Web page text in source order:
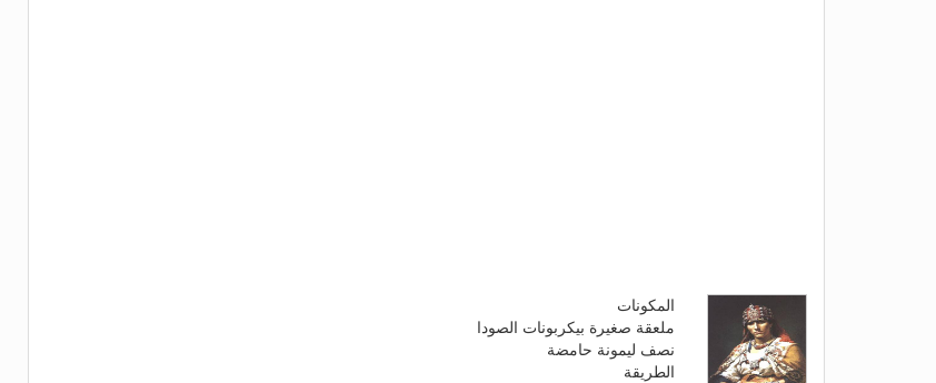
المكونات
ملعقة صغيرة بيكربونات الصودا
نصف ليمونة حامضة
الطريقة